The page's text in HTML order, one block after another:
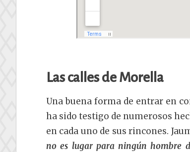
Las calles de Morella
Una buena forma de entrar en
ha sido testigo de numerosos
en cada uno de sus rincones.
no es lugar para ningún hombre